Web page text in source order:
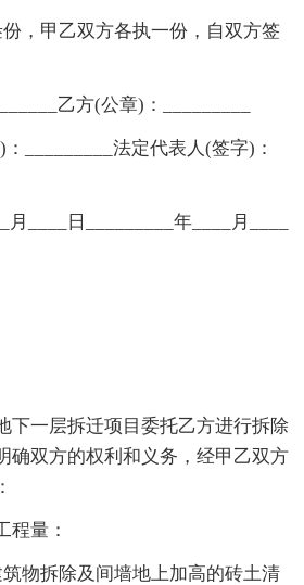
，甲乙双方各执一份，自双方签
乙方(公章)：_________
_________法定代表人(签字)：
月____日_________年____月____
下一层拆迁项目委托乙方进行拆除
确双方的权利和义务，经甲乙双方
程量：
物拆除及间墙地上加高的砖土清